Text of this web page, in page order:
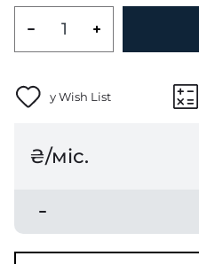
у Wish List
₴/міс.